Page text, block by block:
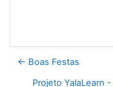
← Boas Festas
Projeto YalaLearn